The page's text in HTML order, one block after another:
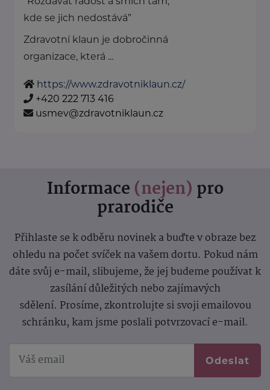
kde se jich nedostává”
Zdravotní klaun je dobročinná
organizace, která ...
https://www.zdravotniklaun.cz/
+420 222 713 416
usmev@zdravotniklaun.cz
Informace (nejen) pro
prarodiče
Přihlaste se k odběru novinek a buďte v obraze bez
ohledu na počet svíček na vašem dortu. Pokud nám
dáte svůj e-mail, slibujeme, že jej budeme používat k
zasílání důležitých nebo zajímavých
sdělení. Prosíme, zkontrolujte si svoji emailovou
schránku, kam jsme poslali potvrzovací e-mail.
Odeslat